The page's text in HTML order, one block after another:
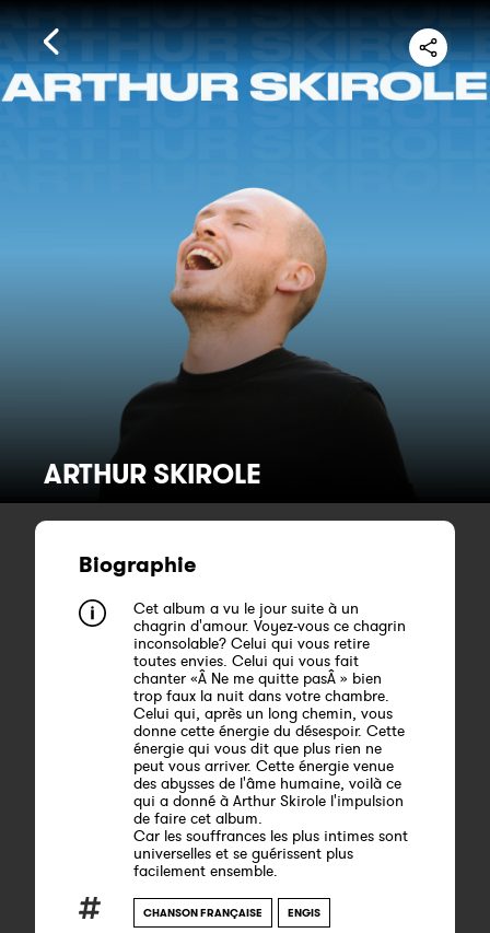
ARTHUR SKIROLE
Biographie
Cet album a vu le jour suite à un
chagrin d'amour. Voyez-vous ce chagrin
inconsolable? Celui qui vous retire
toutes envies. Celui qui vous fait
chanter «Â Ne me quitte pasÂ » bien
trop faux la nuit dans votre chambre.
Celui qui, après un long chemin, vous
donne cette énergie du désespoir. Cette
énergie qui vous dit que plus rien ne
peut vous arriver. Cette énergie venue
des abysses de l'âme humaine, voilà ce
qui a donné à Arthur Skirole l'impulsion
de faire cet album.
Car les souffrances les plus intimes sont
universelles et se guérissent plus
facilement ensemble.
CHANSON FRANÇAISE ENGIS